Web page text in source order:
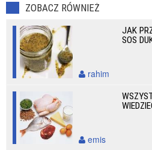
ZOBACZ RÓWNIEŻ
JAK
SOS
rahim
emis